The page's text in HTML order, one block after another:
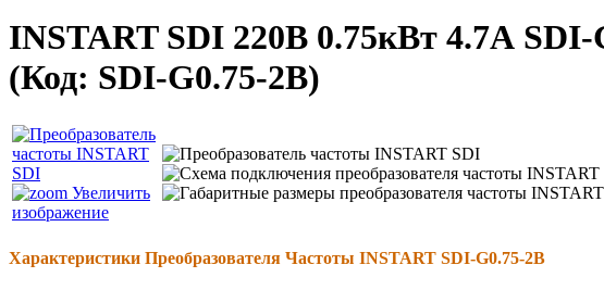
INSTART SDI 220В 0.75кВт 4.7А SDI-
(Код: SDI-G0.75-2B)
Увеличить
изображение
Характеристики Преобразователя Частоты INSTART SDI-G0.75-2B